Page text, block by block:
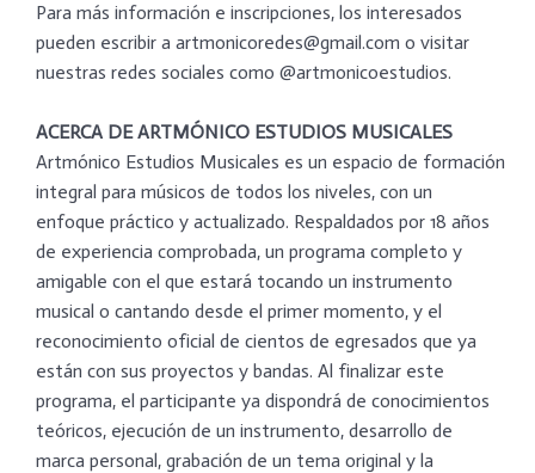
Para más información e inscripciones, los interesados
pueden escribir a artmonicoredes@gmail.com o visitar
nuestras redes sociales como @artmonicoestudios.
ACERCA DE ARTMÓNICO ESTUDIOS MUSICALES
Artmónico Estudios Musicales es un espacio de formación
integral para músicos de todos los niveles, con un
enfoque práctico y actualizado. Respaldados por 18 años
de experiencia comprobada, un programa completo y
amigable con el que estará tocando un instrumento
musical o cantando desde el primer momento, y el
reconocimiento oficial de cientos de egresados que ya
están con sus proyectos y bandas. Al finalizar este
programa, el participante ya dispondrá de conocimientos
teóricos, ejecución de un instrumento, desarrollo de
marca personal, grabación de un tema original y la